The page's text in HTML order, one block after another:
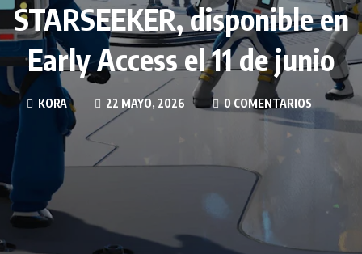
STARSEEKER, disponible en
Early Access el 11 de junio
KORA 22 MAYO, 2026 0 COMENTARIOS